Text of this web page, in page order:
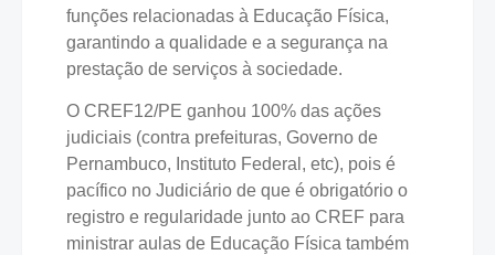
funções relacionadas à Educação Física,
garantindo a qualidade e a segurança na
prestação de serviços à sociedade.
O CREF12/PE ganhou 100% das ações
judiciais (contra prefeituras, Governo de
Pernambuco, Instituto Federal, etc), pois é
pacífico no Judiciário de que é obrigatório o
registro e regularidade junto ao CREF para
ministrar aulas de Educação Física também